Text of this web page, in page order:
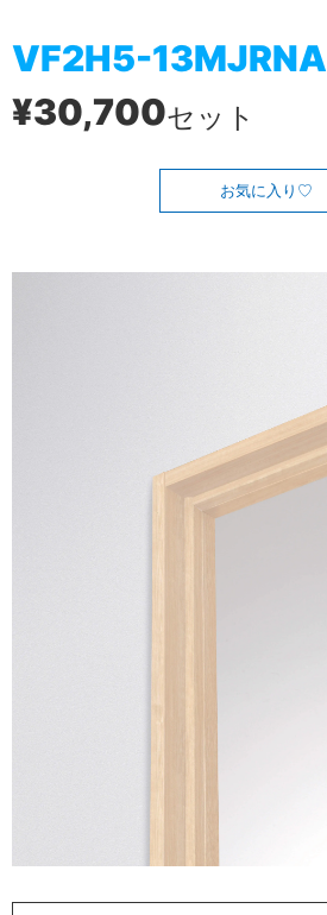
VF2H5-13MJRNA
¥30,700セット
お気に入り